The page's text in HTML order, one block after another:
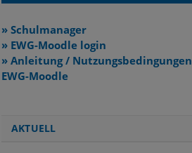
» Schulmanager
» EWG-Moodle login
» Anleitung / Nutzungsbedingungen
EWG-Moodle
AKTUELL